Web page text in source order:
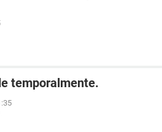
temporalmente.